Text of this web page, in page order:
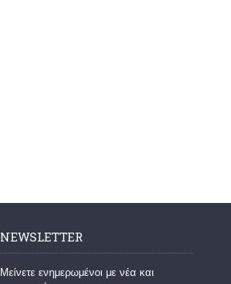
NEWSLETTER
Μείνετε ενημερωμένοι με νέα και